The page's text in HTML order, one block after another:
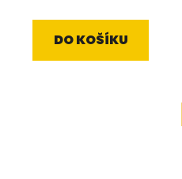
DO KOŠÍKU